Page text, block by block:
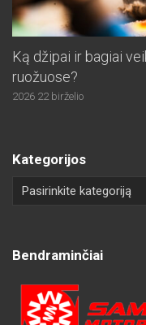
Ką džipai ir bagiai
ruožuose?
2026 22 birželio
Kategorijos
Bendraminčiai